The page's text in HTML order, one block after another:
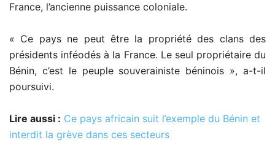
France, l’ancienne puissance coloniale.
« Ce pays ne peut être la propriété des clans des
présidents inféodés à la France. Le seul propriétaire du
Bénin, c’est le peuple souverainiste béninois », a-t-il
poursuivi.
Lire aussi : Ce pays africain suit l’exemple du Bénin et
interdit la grève dans ces secteurs